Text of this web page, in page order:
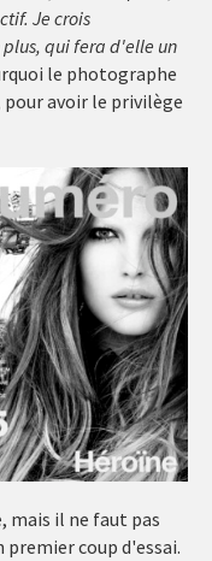
Je crois
qui fera d'elle un
le photographe
avoir le privilège
mais il ne faut pas
coup d'essai.